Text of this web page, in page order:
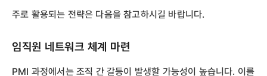
주로 활용되는 전략은 다음을 참고하시길 바랍니다.
임직원 네트워크 체계 마련
PMI 과정에서는 조직 간 갈등이 발생할 가능성이 높습니다. 이를